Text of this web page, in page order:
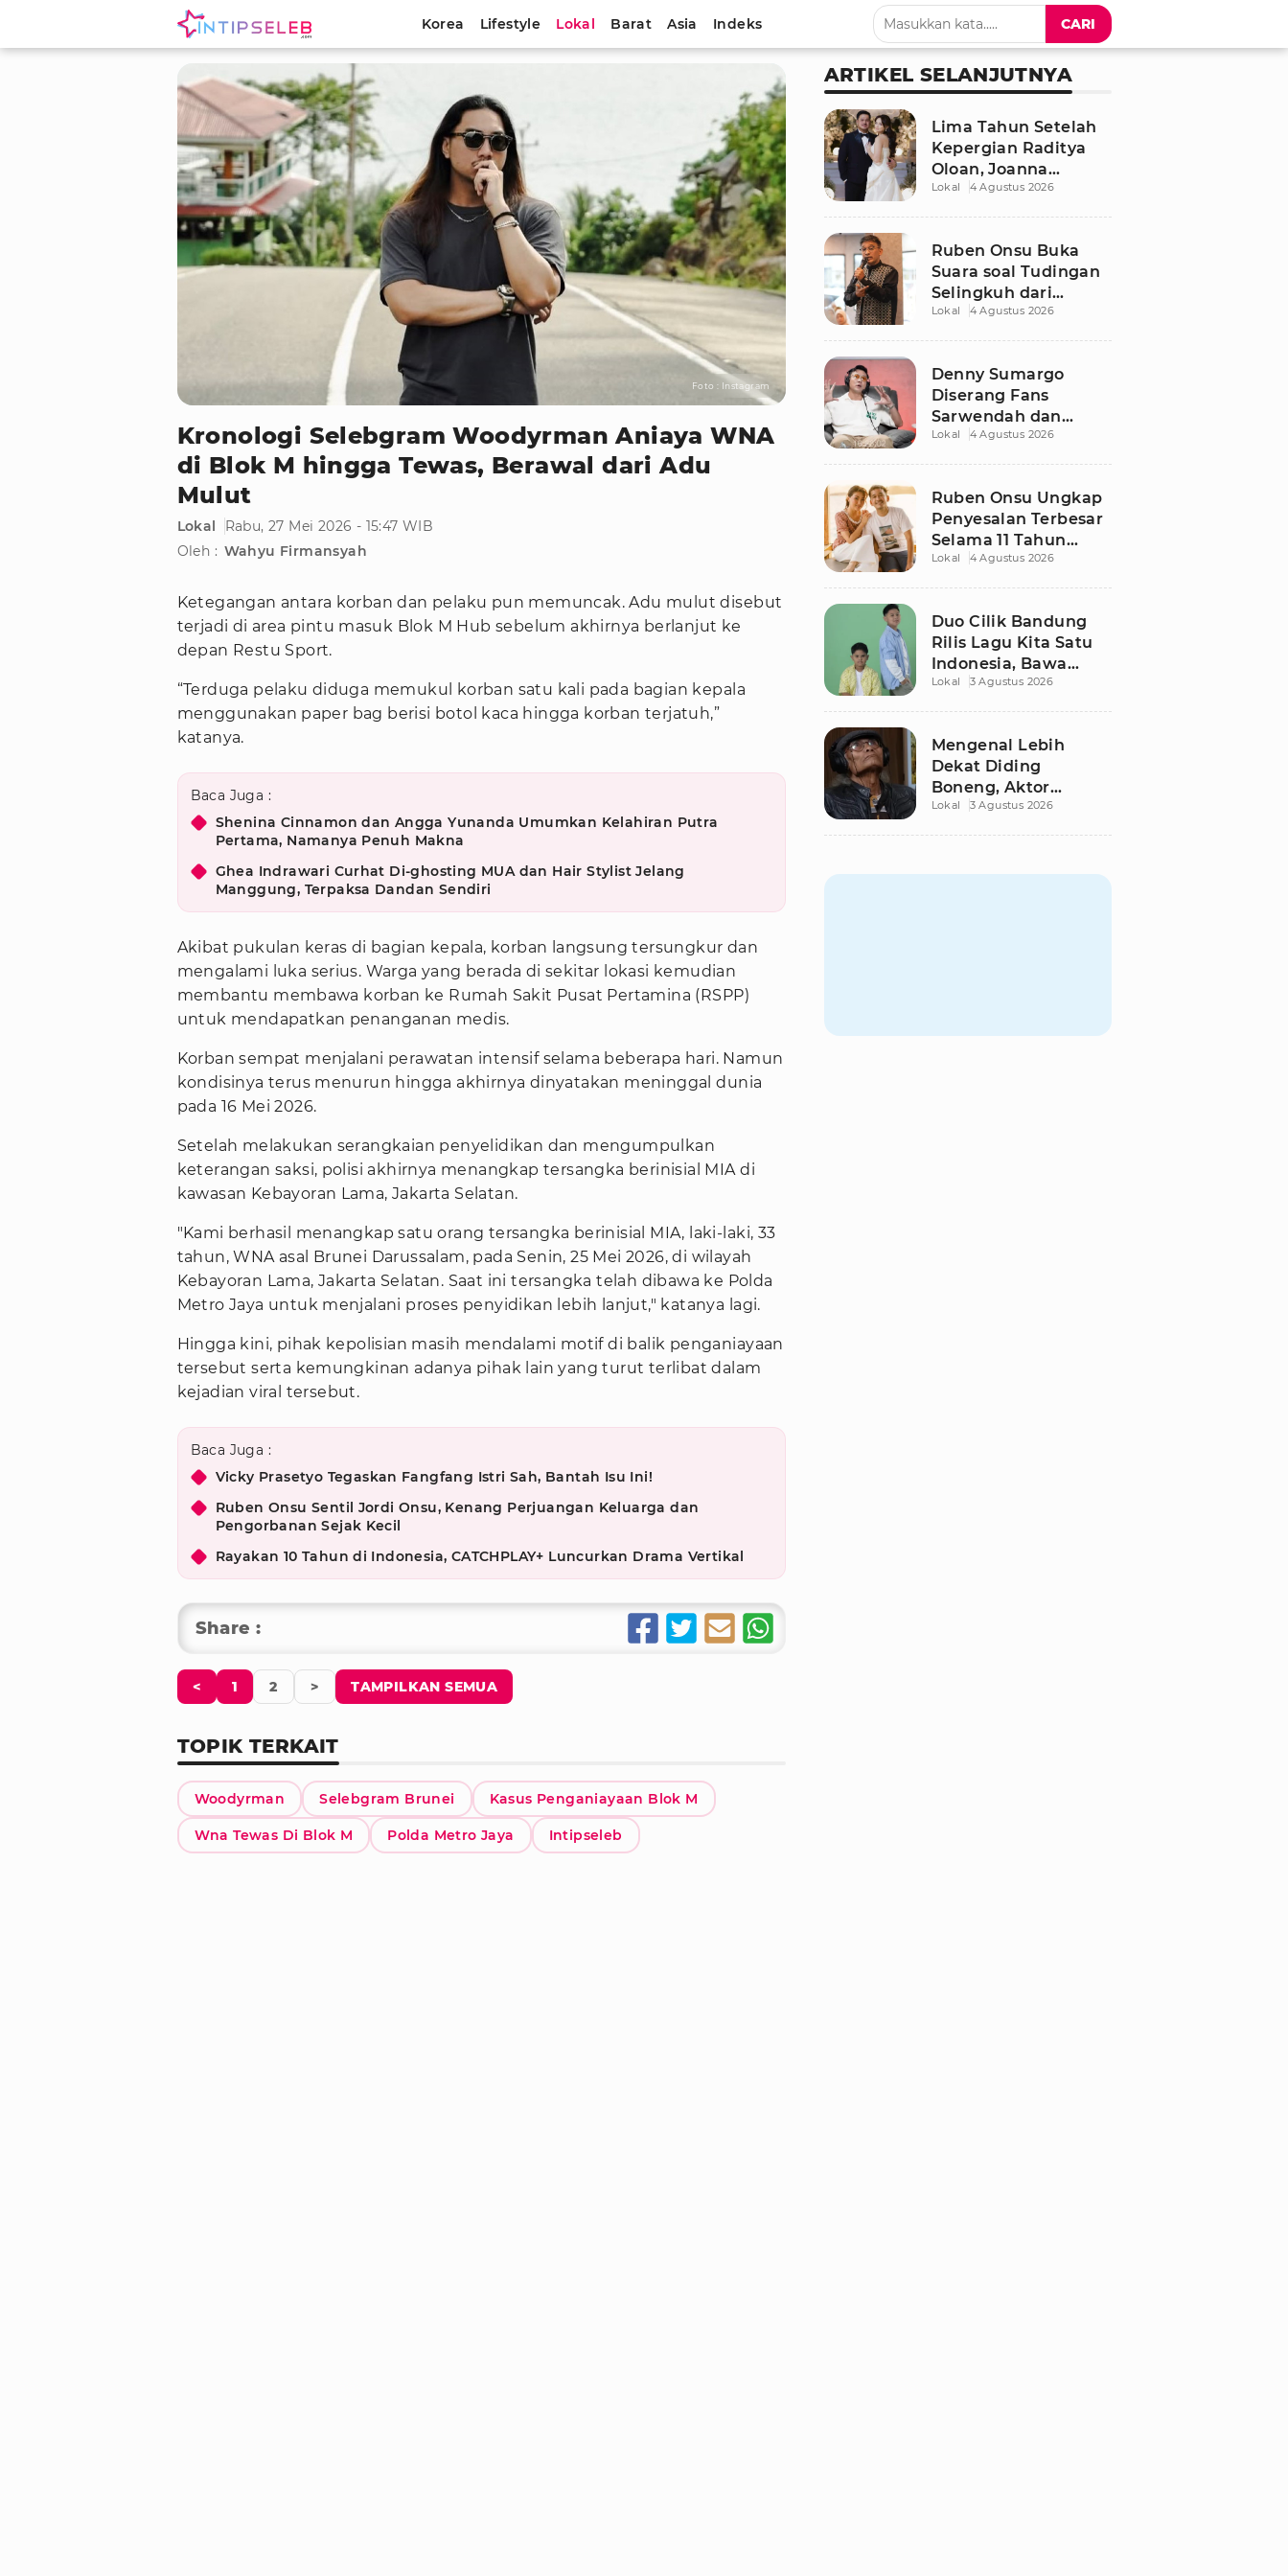
Korea Lifestyle Lokal Barat Asia Indeks CARI
Foto : Instagram
Kronologi Selebgram Woodyrman Aniaya WNA
di Blok M hingga Tewas, Berawal dari Adu
Mulut
Lokal
Rabu, 27 Mei 2026 - 15:47 WIB
Oleh : Wahyu Firmansyah
Ketegangan antara korban dan pelaku pun memuncak. Adu mulut disebut
terjadi di area pintu masuk Blok M Hub sebelum akhirnya berlanjut ke
depan Restu Sport.
“Terduga pelaku diduga memukul korban satu kali pada bagian kepala
menggunakan paper bag berisi botol kaca hingga korban terjatuh,”
katanya.
Baca Juga :
Shenina Cinnamon dan Angga Yunanda Umumkan Kelahiran Putra
Pertama, Namanya Penuh Makna
Ghea Indrawari Curhat Di-ghosting MUA dan Hair Stylist Jelang
Manggung, Terpaksa Dandan Sendiri
Akibat pukulan keras di bagian kepala, korban langsung tersungkur dan
mengalami luka serius. Warga yang berada di sekitar lokasi kemudian
membantu membawa korban ke Rumah Sakit Pusat Pertamina (RSPP)
untuk mendapatkan penanganan medis.
Korban sempat menjalani perawatan intensif selama beberapa hari. Namun
kondisinya terus menurun hingga akhirnya dinyatakan meninggal dunia
pada 16 Mei 2026.
Setelah melakukan serangkaian penyelidikan dan mengumpulkan
keterangan saksi, polisi akhirnya menangkap tersangka berinisial MIA di
kawasan Kebayoran Lama, Jakarta Selatan.
"Kami berhasil menangkap satu orang tersangka berinisial MIA, laki-laki, 33
tahun, WNA asal Brunei Darussalam, pada Senin, 25 Mei 2026, di wilayah
Kebayoran Lama, Jakarta Selatan. Saat ini tersangka telah dibawa ke Polda
Metro Jaya untuk menjalani proses penyidikan lebih lanjut," katanya lagi.
Hingga kini, pihak kepolisian masih mendalami motif di balik penganiayaan
tersebut serta kemungkinan adanya pihak lain yang turut terlibat dalam
kejadian viral tersebut.
Baca Juga :
Vicky Prasetyo Tegaskan Fangfang Istri Sah, Bantah Isu Ini!
Ruben Onsu Sentil Jordi Onsu, Kenang Perjuangan Keluarga dan
Pengorbanan Sejak Kecil
Rayakan 10 Tahun di Indonesia, CATCHPLAY+ Luncurkan Drama Vertikal
Share :
< 1 2 > TAMPILKAN SEMUA
TOPIK TERKAIT
Woodyrman Selebgram Brunei Kasus Penganiayaan Blok M
Wna Tewas Di Blok M Polda Metro Jaya Intipseleb
ARTIKEL SELANJUTNYA
Lima Tahun Setelah
Kepergian Raditya
Oloan, Joanna
Alexandra Kembali
Lokal 4 Agustus 2026
Ruben Onsu Buka
Suara soal Tudingan
Selingkuh dari
Sarwendah
Lokal 4 Agustus 2026
Denny Sumargo
Diserang Fans
Sarwendah dan
Ruben Onsu Usai
Lokal 4 Agustus 2026
Ruben Onsu Ungkap
Penyesalan Terbesar
Selama 11 Tahun
Nikahi Sarwendah
Lokal 4 Agustus 2026
Duo Cilik Bandung
Rilis Lagu Kita Satu
Indonesia, Bawa
Pesan Persatuan
Lokal 3 Agustus 2026
Mengenal Lebih
Dekat Diding
Boneng, Aktor
Legendaris yang
Lokal 3 Agustus 2026